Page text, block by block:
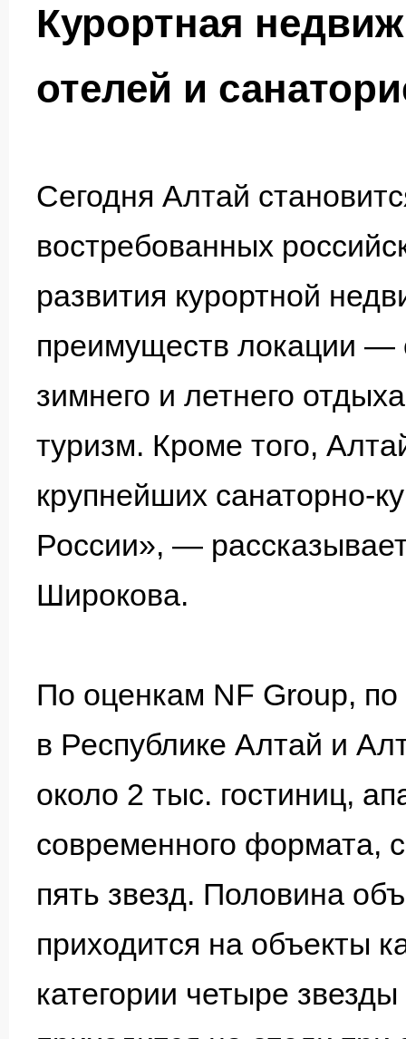
Курортная
отелей и
Сегодня Алтай
востребованных
развития курортной
преимуществ локации —
зимнего и летнего
туризм. Кроме того,
крупнейших санаторно-
России», —
Широкова.
По оценкам NF Group,
в Республике Алтай и
около 2 тыс. гостиниц,
современного формата,
пять звезд. Половина
приходится на объекты
категории четыре